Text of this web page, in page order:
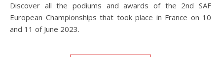
Discover all the podiums and awards of the 2nd SAF
European Championships that took place in France on 10
and 11 of June 2023.